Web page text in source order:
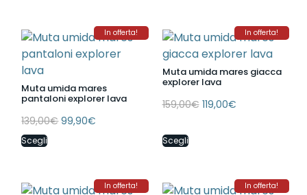
In offerta!
Muta umida mares
pantaloni explorer lava
139,00€ 99,90€
Scegli
In offerta!
Muta umida mares giacca
explorer lava
159,00€ 119,00€
Scegli
In offerta! In offerta!